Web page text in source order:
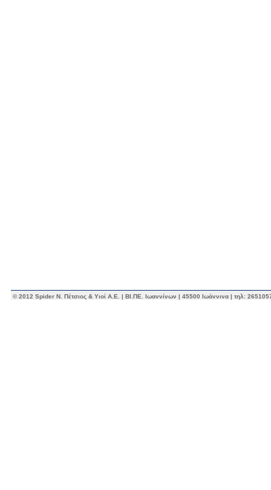
© 2012 Spider Ν. Πέτσιος & Υιοί Α.Ε. | ΒΙ.ΠΕ. Ιωαννίνων | 45500 Ιωάννινα | τηλ: